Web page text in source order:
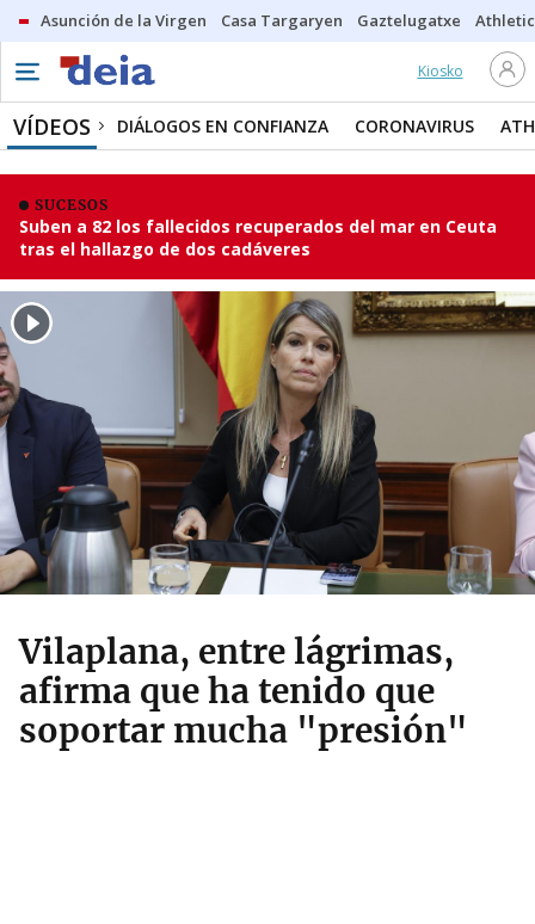
Asunción de la Virgen Casa Targaryen Gaztelugatxe Athletic
Kiosko
VÍDEOS DIÁLOGOS EN CONFIANZA CORONAVIRUS
SUCESOS
Suben a 82 los fallecidos recuperados del mar en Ceuta
tras el hallazgo de dos cadáveres
Vilaplana, entre lágrimas,
afirma que ha tenido que
soportar mucha "presión"